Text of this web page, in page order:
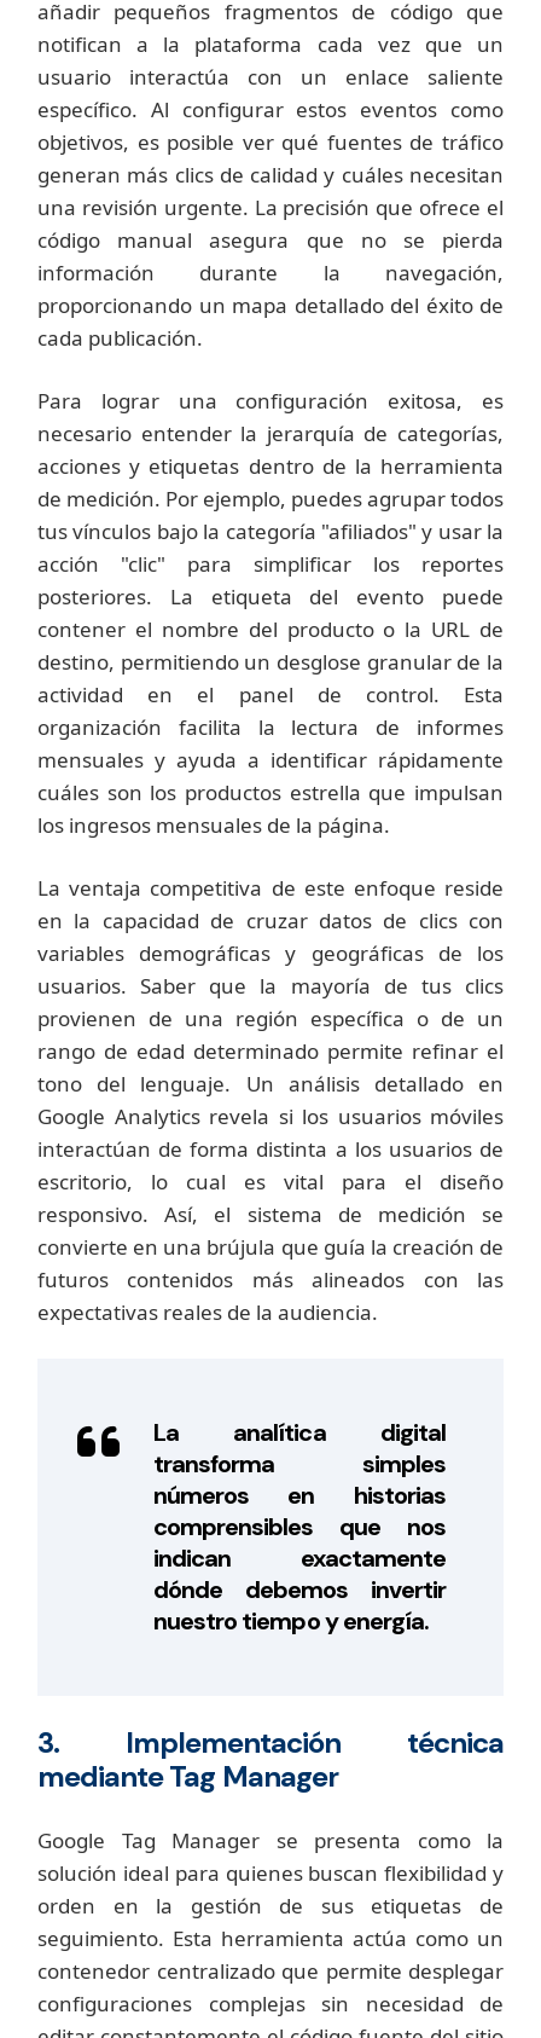
añadir pequeños fragmentos de código que
notifican a la plataforma cada vez que un
usuario interactúa con un enlace saliente
específico. Al configurar estos eventos como
objetivos, es posible ver qué fuentes de tráfico
generan más clics de calidad y cuáles necesitan
una revisión urgente. La precisión que ofrece el
código manual asegura que no se pierda
información durante la navegación,
proporcionando un mapa detallado del éxito de
cada publicación.
Para lograr una configuración exitosa, es
necesario entender la jerarquía de categorías,
acciones y etiquetas dentro de la herramienta
de medición. Por ejemplo, puedes agrupar todos
tus vínculos bajo la categoría "afiliados" y usar la
acción "clic" para simplificar los reportes
posteriores. La etiqueta del evento puede
contener el nombre del producto o la URL de
destino, permitiendo un desglose granular de la
actividad en el panel de control. Esta
organización facilita la lectura de informes
mensuales y ayuda a identificar rápidamente
cuáles son los productos estrella que impulsan
los ingresos mensuales de la página.
La ventaja competitiva de este enfoque reside
en la capacidad de cruzar datos de clics con
variables demográficas y geográficas de los
usuarios. Saber que la mayoría de tus clics
provienen de una región específica o de un
rango de edad determinado permite refinar el
tono del lenguaje. Un análisis detallado en
Google Analytics revela si los usuarios móviles
interactúan de forma distinta a los usuarios de
escritorio, lo cual es vital para el diseño
responsivo. Así, el sistema de medición se
convierte en una brújula que guía la creación de
futuros contenidos más alineados con las
expectativas reales de la audiencia.
La analítica digital
transforma simples
números en historias
comprensibles que nos
indican exactamente
dónde debemos invertir
nuestro tiempo y energía.
3. Implementación técnica
mediante Tag Manager
Google Tag Manager se presenta como la
solución ideal para quienes buscan flexibilidad y
orden en la gestión de sus etiquetas de
seguimiento. Esta herramienta actúa como un
contenedor centralizado que permite desplegar
configuraciones complejas sin necesidad de